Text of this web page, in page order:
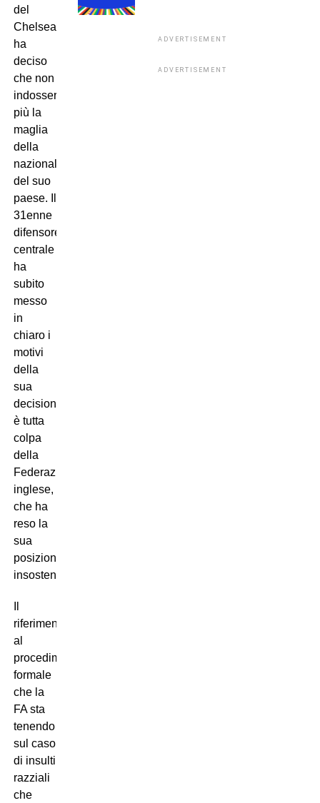
del
Chelsea,
ha
deciso
che non
indosserà
più la
maglia
della
nazionale
del suo
paese. Il
31enne
difensore
centrale
ha
subito
messo
in
chiaro i
motivi
della
sua
decisione:
è tutta
colpa
della
Federazione
inglese,
che ha
reso la
sua
posizione
insostenibile.
riferimento
al
procedimento
formale
che la
FA sta
tenendo
sul caso
di insulti
razziali
che
ADVERTISEMENT
ADVERTISEMENT